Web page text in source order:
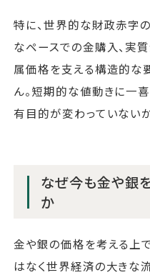
特に、世界的な財政赤字
なペースでの金購入、実
属価格を支える構造的な
ん。短期的な値動きに一
有目的が変わっていない
なぜ今も金や銀
か
金や銀の価格を考える上
はなく世界経済の大きな